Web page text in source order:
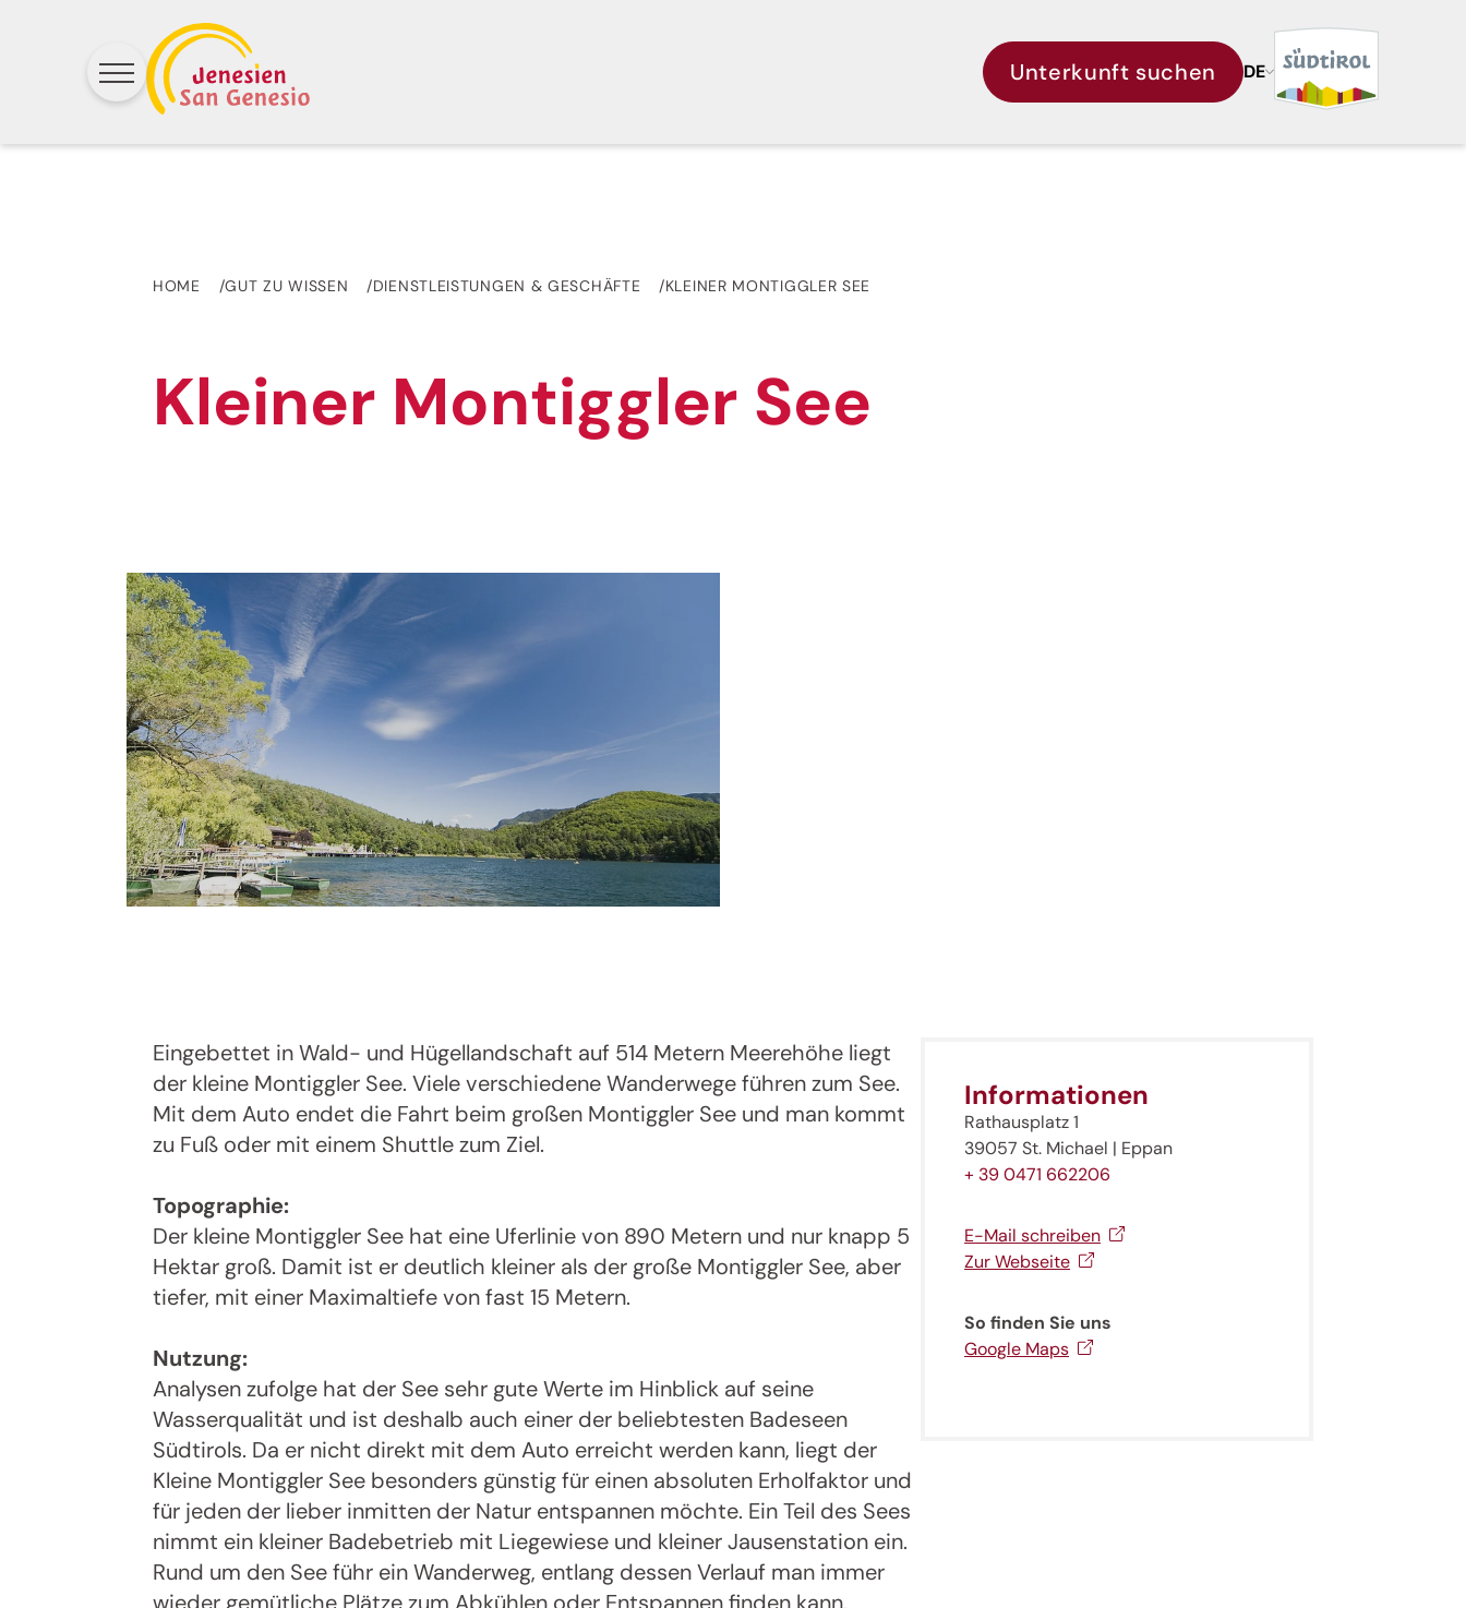
Unterkunft suchen DE
HOME GUT ZU WISSEN DIENSTLEISTUNGEN & GESCHÄFTE KLEINER MONTIGGLER SEE
Kleiner Montiggler See
Eingebettet in Wald- und Hügellandschaft auf 514 Metern Meerehöhe liegt
der kleine Montiggler See. Viele verschiedene Wanderwege führen zum See.
Mit dem Auto endet die Fahrt beim großen Montiggler See und man kommt
zu Fuß oder mit einem Shuttle zum Ziel.
Topographie:
Der kleine Montiggler See hat eine Uferlinie von 890 Metern und nur knapp 5
Hektar groß. Damit ist er deutlich kleiner als der große Montiggler See, aber
tiefer, mit einer Maximaltiefe von fast 15 Metern.
Nutzung:
Analysen zufolge hat der See sehr gute Werte im Hinblick auf seine
Wasserqualität und ist deshalb auch einer der beliebtesten Badeseen
Südtirols. Da er nicht direkt mit dem Auto erreicht werden kann, liegt der
Kleine Montiggler See besonders günstig für einen absoluten Erholfaktor und
für jeden der lieber inmitten der Natur entspannen möchte. Ein Teil des Sees
nimmt ein kleiner Badebetrieb mit Liegewiese und kleiner Jausenstation ein.
Rund um den See führ ein Wanderweg, entlang dessen Verlauf man immer
Informationen
Rathausplatz 1
39057 St. Michael | Eppan
+ 39 0471 662206
E-Mail schreiben
Zur Webseite
So finden Sie uns
Google Maps